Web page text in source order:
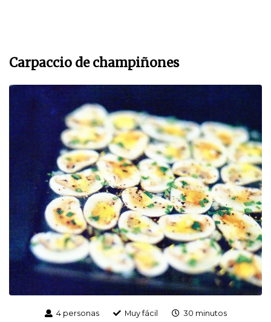
Carpaccio de champiñones
4 personas Muy fácil 30 minutos